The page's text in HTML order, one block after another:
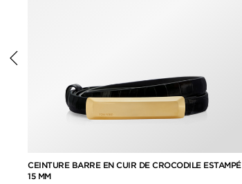
CEINTURE BARRE EN CUIR DE CROCODILE ESTAMPÉ
15 MM